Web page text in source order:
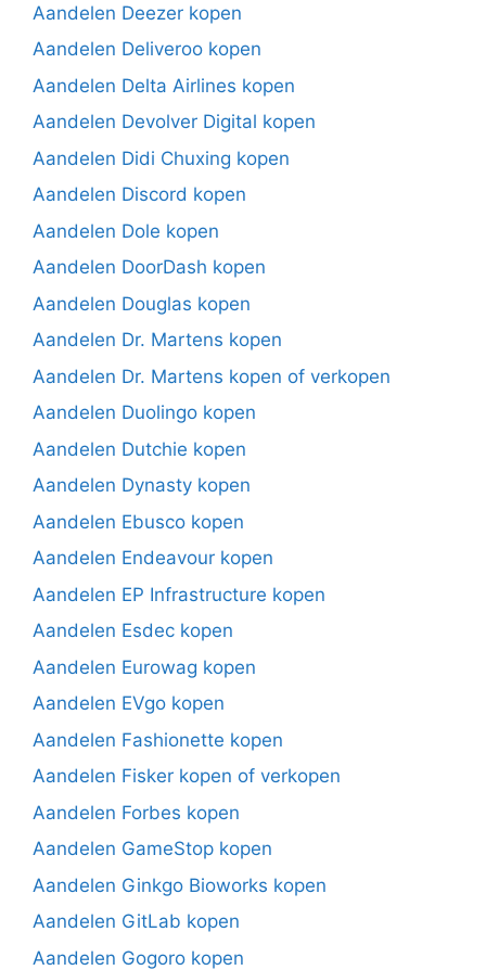
Aandelen Deezer kopen
Aandelen Deliveroo kopen
Aandelen Delta Airlines kopen
Aandelen Devolver Digital kopen
Aandelen Didi Chuxing kopen
Aandelen Discord kopen
Aandelen Dole kopen
Aandelen DoorDash kopen
Aandelen Douglas kopen
Aandelen Dr. Martens kopen
Aandelen Dr. Martens kopen of verkopen
Aandelen Duolingo kopen
Aandelen Dutchie kopen
Aandelen Dynasty kopen
Aandelen Ebusco kopen
Aandelen Endeavour kopen
Aandelen EP Infrastructure kopen
Aandelen Esdec kopen
Aandelen Eurowag kopen
Aandelen EVgo kopen
Aandelen Fashionette kopen
Aandelen Fisker kopen of verkopen
Aandelen Forbes kopen
Aandelen GameStop kopen
Aandelen Ginkgo Bioworks kopen
Aandelen GitLab kopen
Aandelen Gogoro kopen